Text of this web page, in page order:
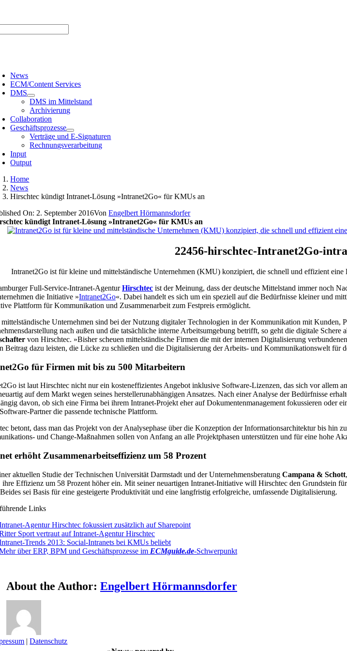
News
ECM/Content Services
DMS
DMS im Mittelstand
Archivierung
Collaboration
Geschäftsprozesse
Verträge und E-Signaturen
Rechnungsverarbeitung
Input
Output
Home
News
Hirschtec kündigt Intranet-Lösung »Intranet2Go« für KMUs an
On: 2. September 2016VonEngelbert Hörmannsdorfer
kündigt Intranet-Lösung »Intranet2Go« für KMUs an
22456-hirschtec-Intranet2Go-
Intranet2Go ist für kleine und mittelständische Unternehmen (KMU) konzipiert, die schnell und effizient
Full-Service-Intranet-AgenturHirschtec ist der Meinung, dass der deutsche Mittelstand immer noch
die Initiative »Intranet2Go«. Dabei handelt es sich um ein speziell auf die Bedürfnisse kleiner und
Plattform für Kommunikation und Zusammenarbeit zum Festpreis ermöglicht.
Unternehmen sind bei der Nutzung digitaler Technologien in der Kommunikation mit Kunden,
nach außen und die tatsächliche interne Arbeitsumgebung betrifft, so geht die digitale
von Hirschtec. »Bisher scheuen mittelständische Firmen die mit der internen Digitalisierung
Beitrag dazu leisten, die Lücke zu schließen und die Digitalisierung der Arbeits- und Kommunikationswelt für
für Firmen mit bis zu 500 Mitarbeitern
ist laut Hirschtec nicht nur ein kosteneffizientes Angebot inklusive Software-Lizenzen, das sich vor allem
auf dem Markt wegen seines herstellerunabhängigen Ansatzes. Nach einer Analyse der Bedürfnisse
davon, ob sich eine Firma bei ihrem Intranet-Projekt eher auf Dokumentenmanagement fokussieren oder
Partner die passende technische Plattform.
betont, dass man das Projekt von der Analysephase über die Konzeption der Informationsarchitektur bis hin
und Change-Maßnahmen sollen von Anfang an alle Projektphasen unterstützen und für eine hohe
erhöht Zusammenarbeitseffizienz um 58 Prozent
aktuellen Studie der Technischen Universität Darmstadt und der UnternehmensberatungCampana & Schott
ihre Effizienz um 58 Prozent höher ein. Mit seiner neuartigen Intranet-Initiative will Hirschtec den Grundstein
sei Basis für eine gesteigerte Produktivität und eine langfristig erfolgreiche, umfassende Digitalisierung.
Links
Agentur Hirschtec fokussiert zusätzlich auf Sharepoint
Sport vertraut auf Intranet-Agentur Hirschtec
Trends 2013: Social-Intranets bei KMUs beliebt
über ERP, BPM und Geschäftsprozesse im ECMguide.de-Schwerpunkt
About the Author:Engelbert Hörmannsdorfer
|Datenschutz